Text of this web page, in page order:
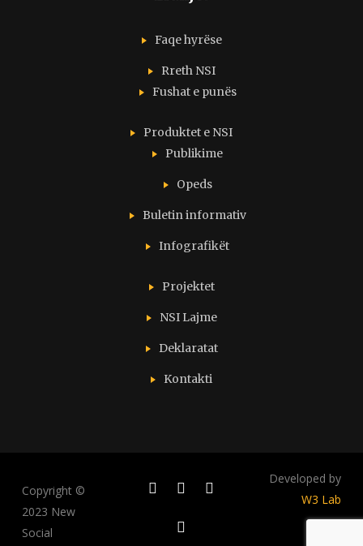
Faqe hyrëse
Rreth NSI
Fushat e punës
Produktet e NSI
Publikime
Opeds
Buletin informativ
Infografikët
Projektet
NSI Lajme
Deklaratat
Kontakti
Copyright ©
2023 New
Social
Developed by
W3 Lab